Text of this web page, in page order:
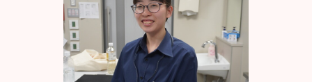
【メディア情報】
「おうちにかえろう。病院」の取り組みを紹介いただいて
おります。
ガイアの夜明け：U-NEXT #1168 “最後の願い”を叶えた